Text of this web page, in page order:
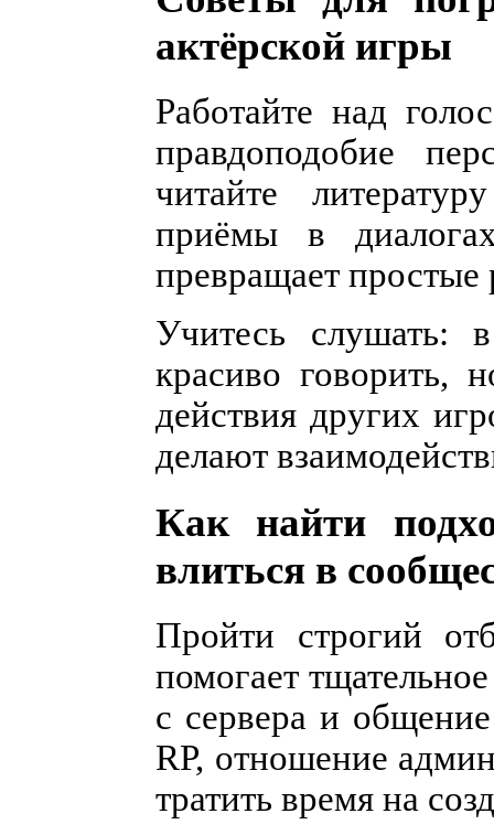
актёрской игры
Работайте над
правдоподобие
читайте
приёмы в
превращает
Учитесь слушать:
красиво говорить,
действия других
делают
Как найти
влиться в
Пройти строгий
помогает
с сервера и
RP, отношение
тратить время на